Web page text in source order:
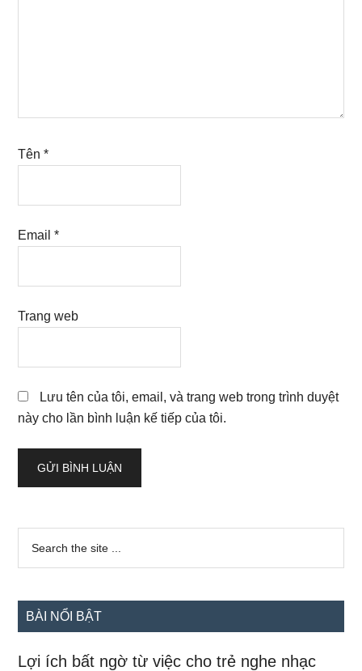
Tên*
Email*
Trang web
Lưu tên của tôi, email, và trang web trong trình duyệt
này cho lần bình luận kế tiếp của tôi.
Sidebar
chính
...
BÀI NỔI BẬT
Lợi ích bất ngờ từ việc cho trẻ nghe nhạc